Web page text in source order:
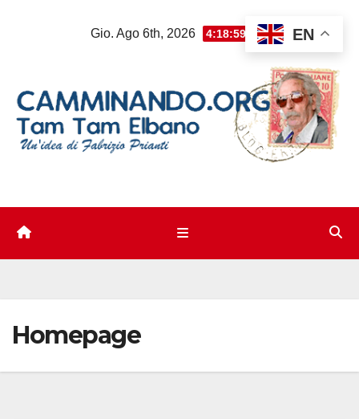
Gio. Ago 6th, 2026 4:18:59 PM
Homepage
EN